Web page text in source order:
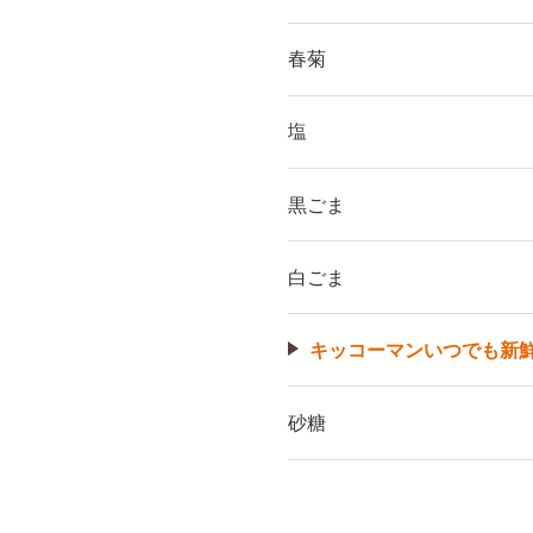
春菊
塩
黒ごま
白ごま
キッコーマンいつでも新
砂糖